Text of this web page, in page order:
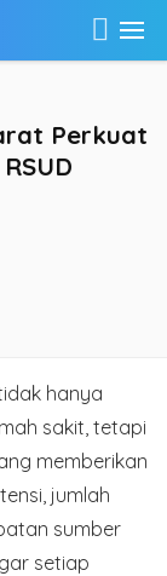
Perkuat
hanya
sakit, tetapi
memberikan
jumlah
sumber
setiap